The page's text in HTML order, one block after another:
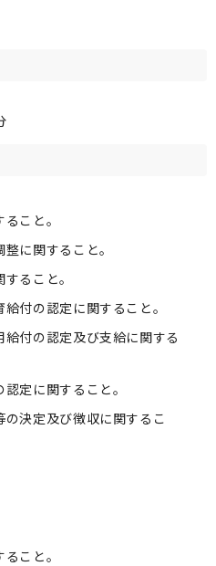
こと。
に関すること。
ること。
付の認定に関すること。
付の認定及び支給に関する
定に関すること。
決定及び徴収に関するこ
こと。